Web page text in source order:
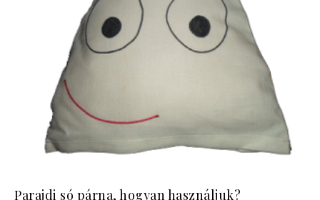
Parajdi só párna, hogyan használjuk?